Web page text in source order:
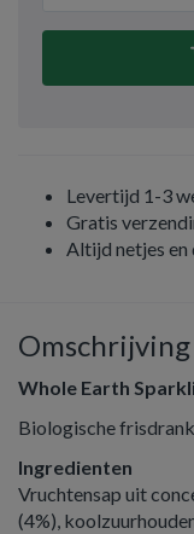
Levertijd 1-3
Gratis
Altijd netjes
Omschrijving
Whole Earth
Biologische
Ingredienten
Vruchtensap uit
(4%),